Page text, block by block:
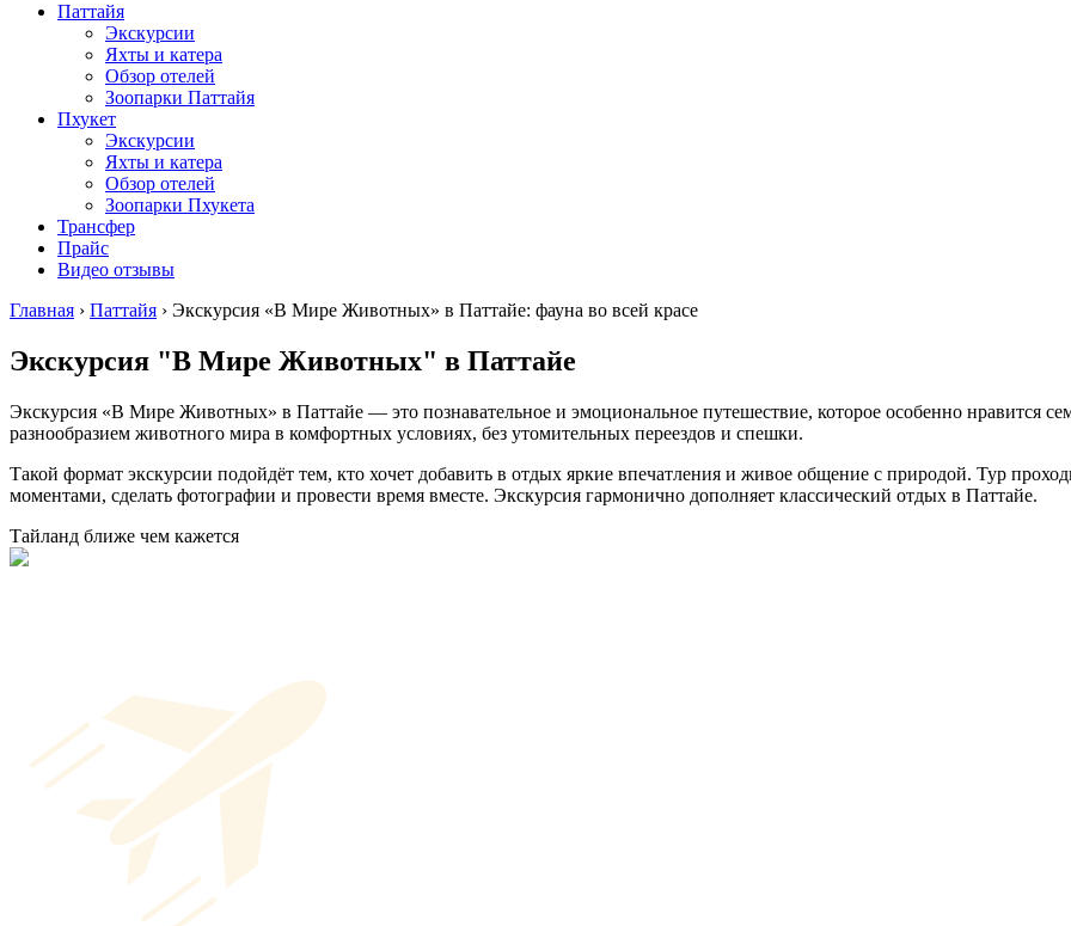
Паттайя
Экскурсии
Яхты и катера
Обзор отелей
Зоопарки Паттайя
Пхукет
Экскурсии
Яхты и катера
Обзор отелей
Зоопарки Пхукета
Трансфер
Прайс
Видео отзывы
Главная › Паттайя › Экскурсия «В Мире Животных» в Паттайе: фауна во всей красе
Экскурсия "В Мире Животных" в Паттайе
Экскурсия «В Мире Животных» в Паттайе — это познавательное и эмоциональное путешествие, которое особенно нравится
разнообразием животного мира в комфортных условиях, без утомительных переездов и спешки.
Такой формат экскурсии подойдёт тем, кто хочет добавить в отдых яркие впечатления и живое общение с природой. Тур
моментами, сделать фотографии и провести время вместе. Экскурсия гармонично дополняет классический отдых в Паттайе.
Тайланд ближе чем кажется